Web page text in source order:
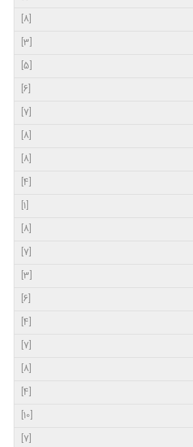
[8]
[3]
[5]
[6]
[7]
[8]
[8]
[4]
[1]
[8]
[7]
[3]
[6]
[4]
[7]
[8]
[4]
[10]
[7]